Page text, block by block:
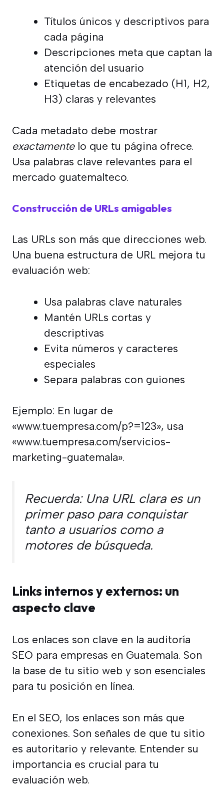
Títulos únicos y descriptivos para
cada página
Descripciones meta que captan la
atención del usuario
Etiquetas de encabezado (H1, H2,
H3) claras y relevantes
Cada metadato debe mostrar
exactamentelo que tu página ofrece.
Usa palabras clave relevantes para el
mercado guatemalteco.
Construcción de URLs amigables
Las URLs son más que direcciones web.
Una buena estructura de URL mejora tu
evaluación web:
Usa palabras clave naturales
Mantén URLs cortas y
descriptivas
Evita números y caracteres
especiales
Separa palabras con guiones
Ejemplo: En lugar de
«www.tuempresa.com/p?=123», usa
«www.tuempresa.com/servicios-
marketing-guatemala».
Recuerda: Una URL clara es un
primer paso para conquistar
tanto a usuarios como a
motores de búsqueda.
Links internos y externos: un
aspecto clave
Los enlaces son clave en la auditoría
SEO para empresas en Guatemala. Son
la base de tu sitio web y son esenciales
para tu posición en línea.
En el SEO, los enlaces son más que
conexiones. Son señales de que tu sitio
es autoritario y relevante. Entender su
importancia es crucial para tu
evaluación web.